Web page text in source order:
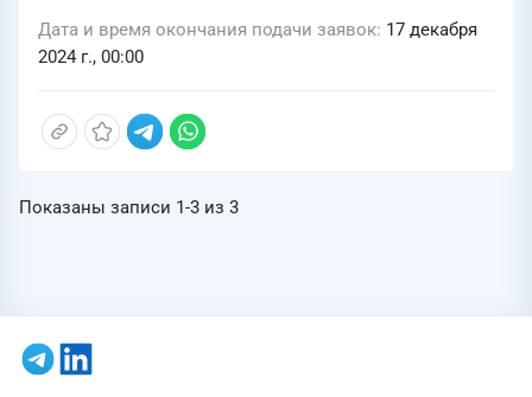
Дата и время окончания подачи заявок 17 декабря
2024 г., 00:00
Показаны записи 1-3 из 3